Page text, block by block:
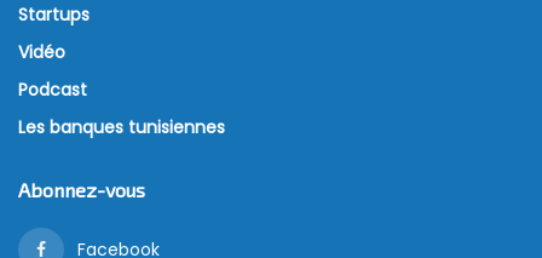
Startups
Vidéo
Podcast
Les banques tunisiennes
Abonnez-vous
Facebook